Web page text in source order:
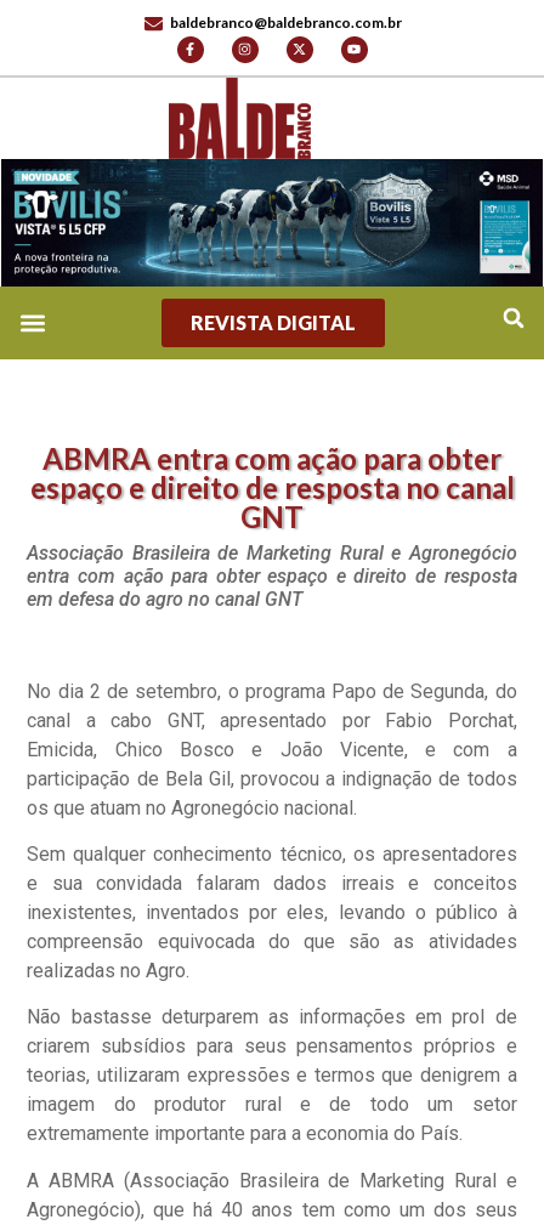
baldebranco@baldebranco.com.br
REVISTA DIGITAL
ABMRA entra com ação para obter
espaço e direito de resposta no canal
GNT
Associação Brasileira de Marketing Rural e Agronegócio
entra com ação para obter espaço e direito de resposta
em defesa do agro no canal GNT
No dia 2 de setembro, o programa Papo de Segunda, do
canal a cabo GNT, apresentado por Fabio Porchat,
Emicida, Chico Bosco e João Vicente, e com a
participação de Bela Gil, provocou a indignação de todos
os que atuam no Agronegócio nacional.
Sem qualquer conhecimento técnico, os apresentadores
e sua convidada falaram dados irreais e conceitos
inexistentes, inventados por eles, levando o público à
compreensão equivocada do que são as atividades
realizadas no Agro.
Não bastasse deturparem as informações em prol de
criarem subsídios para seus pensamentos próprios e
teorias, utilizaram expressões e termos que denigrem a
imagem do produtor rural e de todo um setor
extremamente importante para a economia do País.
A ABMRA (Associação Brasileira de Marketing Rural e
Agronegócio), que há 40 anos tem como um dos seus